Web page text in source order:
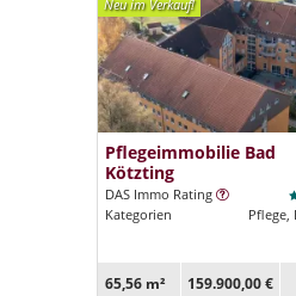
Neu im Verkauf!
Pflegeimmobilie Bad
Kötzting
DAS Immo Rating
Kategorien
Pflege,
65,56 m²
159.900,00 €